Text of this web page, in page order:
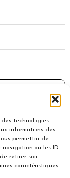
des technologies
informations des
permettra de
navigation ou les ID
retirer son
caractéristiques